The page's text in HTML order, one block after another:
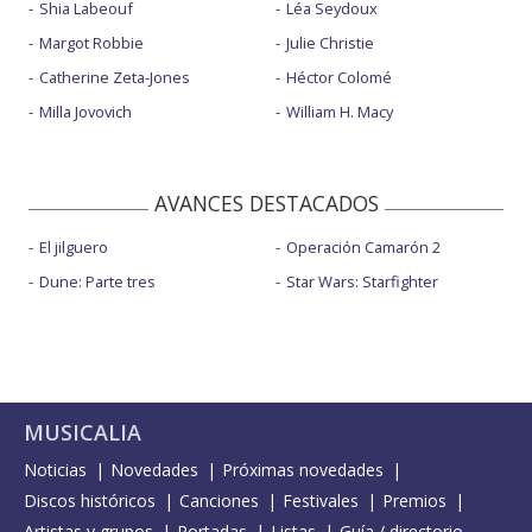
Shia Labeouf
Margot Robbie
Catherine Zeta-Jones
Milla Jovovich
Léa Seydoux
Julie Christie
Héctor Colomé
William H. Macy
AVANCES DESTACADOS
El jilguero
Dune: Parte tres
Operación Camarón 2
Star Wars: Starfighter
MUSICALIA
Noticias Novedades
Próximas novedades
Discos históricos
Canciones Festivales
Premios